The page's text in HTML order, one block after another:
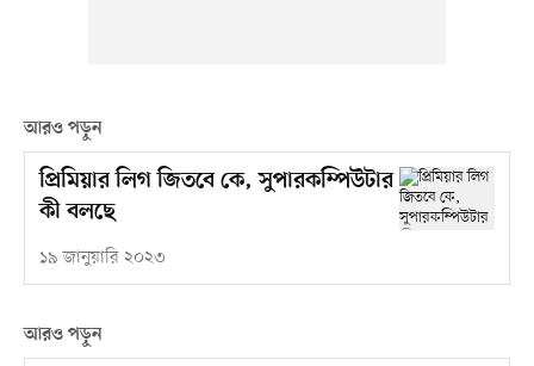
আরও পড়ুন
প্রিমিয়ার লিগ জিতবে কে, সুপারকম্পিউটার
কী বলছে
১৯ জানুয়ারি ২০২৩
আরও পড়ুন